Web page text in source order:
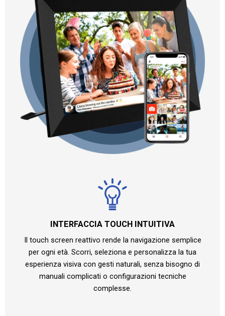
INTERFACCIA TOUCH INTUITIVA
Il touch screen reattivo rende la navigazione semplice
per ogni età. Scorri, seleziona e personalizza la tua
esperienza visiva con gesti naturali, senza bisogno di
manuali complicati o configurazioni tecniche
complesse.